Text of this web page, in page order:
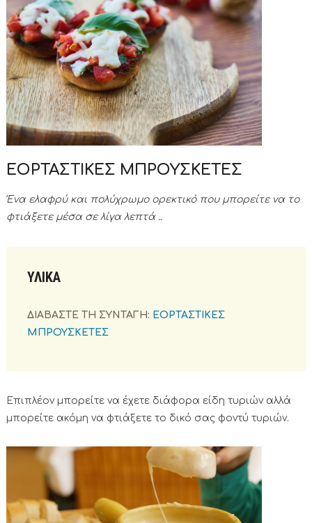
ΕΟΡΤΑΣΤΙΚΕΣ ΜΠΡΟΥΣΚΕΤΕΣ
Ένα ελαφρύ και πολύχρωμο ορεκτικό που μπορείτε να το
φτιάξετε μέσα σε λίγα λεπτά ..
ΥΛΙΚΑ
ΔΙΑΒΑΣΤΕ ΤΗ ΣΥΝΤΑΓΗ: ΕΟΡΤΑΣΤΙΚΕΣ
ΜΠΡΟΥΣΚΕΤΕΣ
Επιπλέον μπορείτε να έχετε διάφορα είδη τυριών αλλά
μπορείτε ακόμη να φτιάξετε το δικό σας φοντύ τυριών.